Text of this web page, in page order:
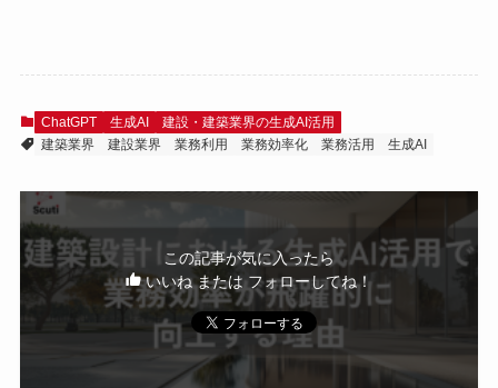
ChatGPT 生成AI
建設・建築業界の生成AI活用
建築業界
建設業界 業務利用 業務効率化 業務活用 生成AI
この記事が気に入ったら
いいね または フォローしてね！